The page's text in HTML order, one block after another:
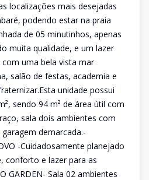
localizações mais desejadas
podendo estar na praia
de 05 minutinhos, apenas
muita qualidade, e um lazer
uma bela vista mar
salão de festas, academia e
unidade possui
sendo 94 m² de área útil com
sala dois ambientes com
demarcada.-
-Cuidadosamente planejado
conforto e lazer para as
GARDEN- Sala 02 ambientes